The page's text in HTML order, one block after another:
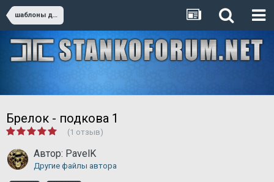
шаблоны для резки
Брелок - подкова 1
(1 отзыв)
Автор: PavelK
Другие файлы автора